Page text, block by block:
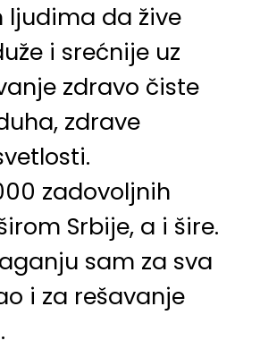
ljudima da žive
i srećnije uz
zdravo čiste
zdrave
zadovoljnih
Srbije, a i šire.
sam za sva
i za rešavanje